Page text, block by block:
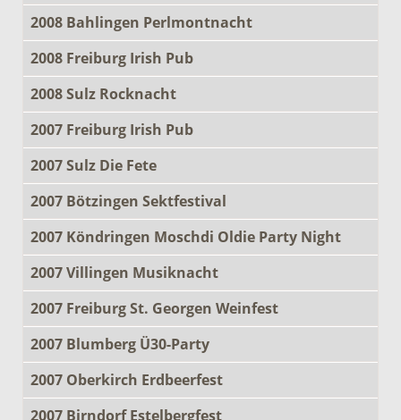
2008 Bahlingen Perlmontnacht
2008 Freiburg Irish Pub
2008 Sulz Rocknacht
2007 Freiburg Irish Pub
2007 Sulz Die Fete
2007 Bötzingen Sektfestival
2007 Köndringen Moschdi Oldie Party Night
2007 Villingen Musiknacht
2007 Freiburg St. Georgen Weinfest
2007 Blumberg Ü30-Party
2007 Oberkirch Erdbeerfest
2007 Birndorf Estelbergfest